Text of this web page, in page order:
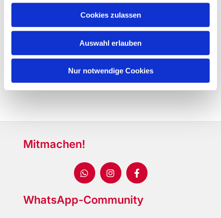
Cookies zulassen
Auswahl erlauben
Nur notwendige Cookies
Mitmachen!
WhatsApp-Community